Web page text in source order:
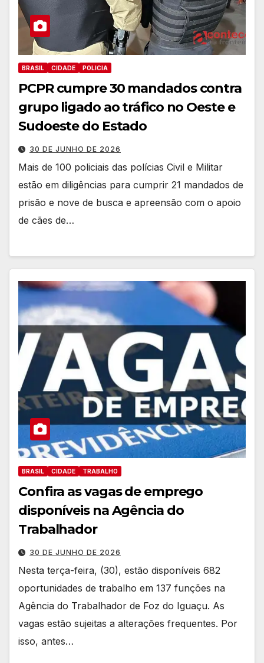
BRASIL CIDADE POLICIA
PCPR cumpre 30 mandados contra
grupo ligado ao tráfico no Oeste e
Sudoeste do Estado
30 DE JUNHO DE 2026
Mais de 100 policiais das polícias Civil e Militar
estão em diligências para cumprir 21 mandados de
prisão e nove de busca e apreensão com o apoio
de cães de…
BRASIL CIDADE TRABALHO
Confira as vagas de emprego
disponíveis na Agência do
Trabalhador
30 DE JUNHO DE 2026
Nesta terça-feira, (30), estão disponíveis 682
oportunidades de trabalho em 137 funções na
Agência do Trabalhador de Foz do Iguaçu. As
vagas estão sujeitas a alterações frequentes. Por
isso, antes…